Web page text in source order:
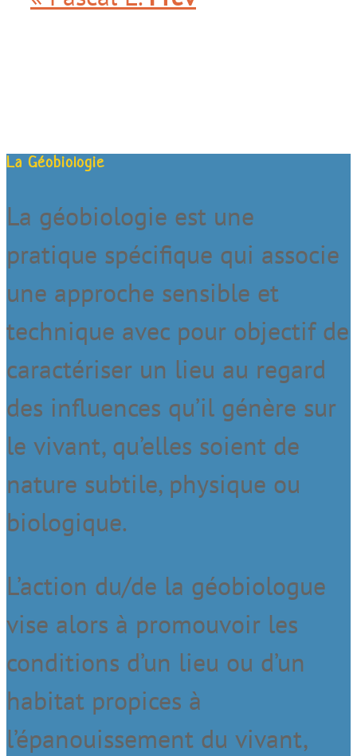
La Géobiologie
La géobiologie est une
pratique spécifique qui associe
une approche sensible et
technique avec pour objectif de
caractériser un lieu au regard
des influences qu’il génère sur
le vivant, qu’elles soient de
nature subtile, physique ou
biologique.
L’action du/de la géobiologue
vise alors à promouvoir les
conditions d’un lieu ou d’un
habitat propices à
l’épanouissement du vivant,